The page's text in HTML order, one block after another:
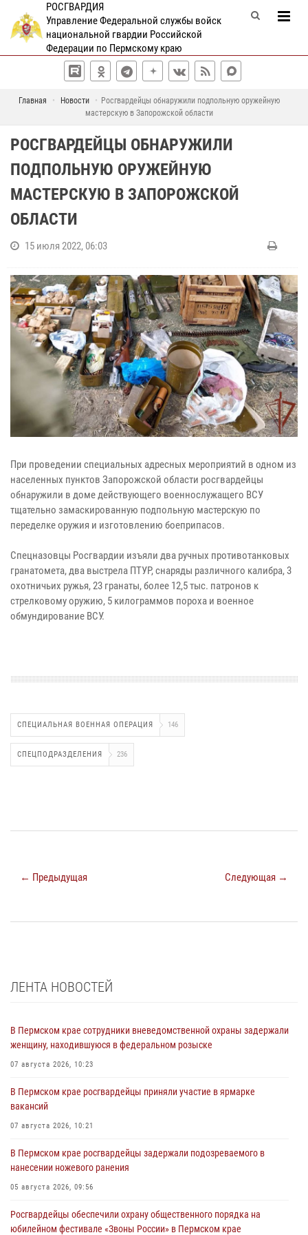
РОСГВАРДИЯ
Управление Федеральной службы войск
национальной гвардии Российской
Федерации по Пермскому краю
Главная Новости
Росгвардейцы обнаружили подпольную оружейную
мастерскую в Запорожской области
РОСГВАРДЕЙЦЫ ОБНАРУЖИЛИ
ПОДПОЛЬНУЮ ОРУЖЕЙНУЮ
МАСТЕРСКУЮ В ЗАПОРОЖСКОЙ
ОБЛАСТИ
15 июля 2022, 06:03
При проведении специальных адресных мероприятий в одном из
населенных пунктов Запорожской области росгвардейцы
обнаружили в доме действующего военнослужащего ВСУ
тщательно замаскированную подпольную мастерскую по
переделке оружия и изготовлению боеприпасов.
Спецназовцы Росгвардии изъяли два ручных противотанковых
гранатомета, два выстрела ПТУР, снаряды различного калибра, 3
охотничьих ружья, 23 гранаты, более 12,5 тыс. патронов к
стрелковому оружию, 5 килограммов пороха и военное
обмундирование ВСУ.
СПЕЦИАЛЬНАЯ ВОЕННАЯ ОПЕРАЦИЯ 146
СПЕЦПОДРАЗДЕЛЕНИЯ 236
← Предыдущая Следующая →
ЛЕНТА НОВОСТЕЙ
В Пермском крае сотрудники вневедомственной охраны задержали
женщину, находившуюся в федеральном розыске
07 августа 2026, 10:23
В Пермском крае росгвардейцы приняли участие в ярмарке
вакансий
07 августа 2026, 10:21
В Пермском крае росгвардейцы задержали подозреваемого в
нанесении ножевого ранения
05 августа 2026, 09:56
Росгвардейцы обеспечили охрану общественного порядка на
юбилейном фестивале «Звоны России» в Пермском крае